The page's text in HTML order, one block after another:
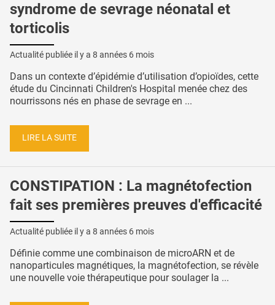
syndrome de sevrage néonatal et
torticolis
Actualité publiée il y a 8 années 6 mois
Dans un contexte d’épidémie d’utilisation d’opioïdes, cette
étude du Cincinnati Children's Hospital menée chez des
nourrissons nés en phase de sevrage en ...
LIRE LA SUITE
CONSTIPATION : La magnétofection
fait ses premières preuves d'efficacité
Actualité publiée il y a 8 années 6 mois
Définie comme une combinaison de microARN et de
nanoparticules magnétiques, la magnétofection, se révèle
une nouvelle voie thérapeutique pour soulager la ...